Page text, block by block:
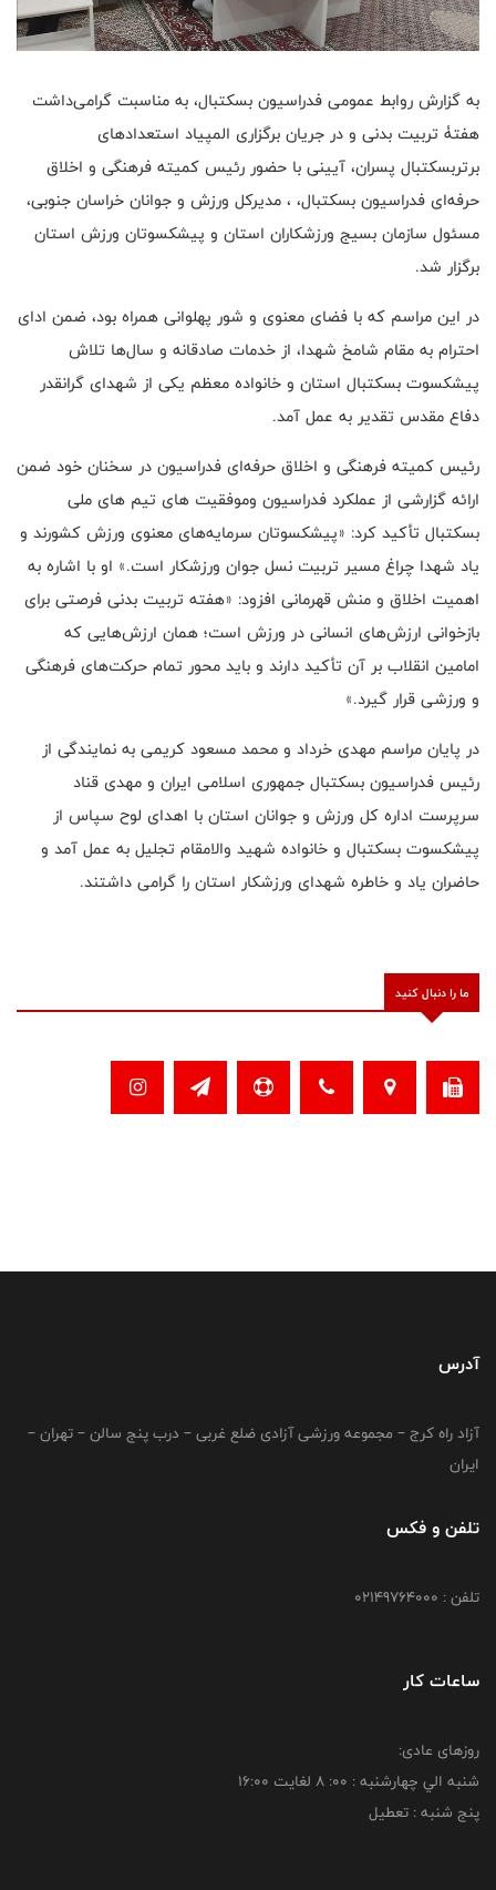
به گزارش روابط عمومی فدراسیون بسکتبال، به مناسبت گرامی‌داشت
هفتۀ تربیت بدنی و در جریان برگزاری المپیاد استعدادهای
برتربسکتبال پسران، آیینی با حضور رئیس کمیته فرهنگی و اخلاق
حرفه‌ای فدراسیون بسکتبال، ، مدیرکل ورزش و جوانان خراسان جنوبی،
مسئول سازمان بسیج ورزشکاران استان و پیشکسوتان ورزش استان
برگزار شد.
در این مراسم که با فضای معنوی و شور پهلوانی همراه بود، ضمن ادای
احترام به مقام شامخ شهدا، از خدمات صادقانه و سال‌ها تلاش
پیشکسوت بسکتبال استان و خانواده معظم یکی از شهدای گرانقدر
دفاع مقدس تقدیر به عمل آمد.
رئیس کمیته فرهنگی و اخلاق حرفه‌ای فدراسیون در سخنان خود ضمن
ارائه گزارشی از عملکرد فدراسیون و‌موفقیت های تیم های ملی
بسکتبال تأکید کرد: «پیشکسوتان سرمایه‌های معنوی ورزش کشورند و
یاد شهدا چراغ مسیر تربیت نسل جوان ورزشکار است.» او با اشاره به
اهمیت اخلاق و منش قهرمانی افزود: «هفته تربیت بدنی فرصتی برای
بازخوانی ارزش‌های انسانی در ورزش است؛ همان ارزش‌هایی که
امامین انقلاب بر آن تأکید دارند و باید محور تمام حرکت‌های فرهنگی
و ورزشی قرار گیرد.»
در پایان مراسم مهدی خرداد و محمد مسعود کریمی به نمایندگی از
رئیس فدراسیون بسکتبال جمهوری اسلامی ایران و مهدی قناد
سرپرست اداره کل‌ ورزش و جوانان استان با اهدای لوح سپاس از
پیشکسوت بسکتبال و خانواده شهید والامقام تجلیل به عمل آمد و
حاضران یاد و خاطره شهدای ورزشکار استان را گرامی داشتند.
ما را دنبال کنید
آدرس
آزاد راه کرج – مجموعه ورزشی آزادی ضلع غربی – درب پنج سالن – تهران –
ایران
تلفن و فکس
تلفن : 02149764000
ساعات کار
روزهای عادی:
شنبه الي چهارشنبه : 00: 8 لغايت 16:00
پنج شنبه : تعطیل